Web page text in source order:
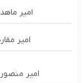
امیر
امیر
امیر